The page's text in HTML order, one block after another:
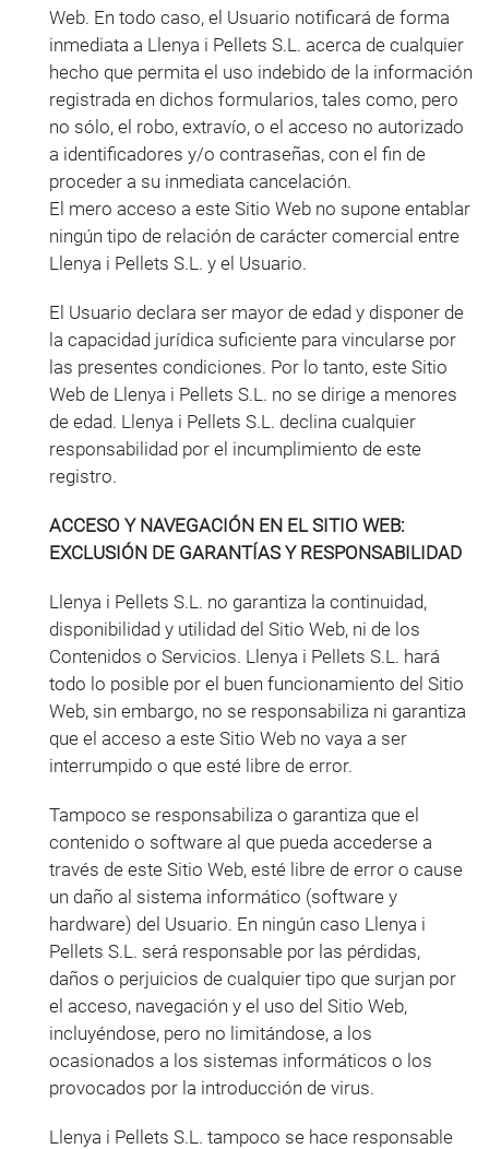
Web. En todo caso, el Usuario notificará de forma
inmediata a Llenya i Pellets S.L. acerca de cualquier
hecho que permita el uso indebido de la información
registrada en dichos formularios, tales como, pero
no sólo, el robo, extravío, o el acceso no autorizado
a identificadores y/o contraseñas, con el fin de
proceder a su inmediata cancelación.
El mero acceso a este Sitio Web no supone entablar
ningún tipo de relación de carácter comercial entre
Llenya i Pellets S.L. y el Usuario.
El Usuario declara ser mayor de edad y disponer de
la capacidad jurídica suficiente para vincularse por
las presentes condiciones. Por lo tanto, este Sitio
Web de Llenya i Pellets S.L. no se dirige a menores
de edad. Llenya i Pellets S.L. declina cualquier
responsabilidad por el incumplimiento de este
registro.
ACCESO Y NAVEGACIÓN EN EL SITIO WEB:
EXCLUSIÓN DE GARANTÍAS Y RESPONSABILIDAD
Llenya i Pellets S.L. no garantiza la continuidad,
disponibilidad y utilidad del Sitio Web, ni de los
Contenidos o Servicios. Llenya i Pellets S.L. hará
todo lo posible por el buen funcionamiento del Sitio
Web, sin embargo, no se responsabiliza ni garantiza
que el acceso a este Sitio Web no vaya a ser
interrumpido o que esté libre de error.
Tampoco se responsabiliza o garantiza que el
contenido o software al que pueda accederse a
través de este Sitio Web, esté libre de error o cause
un daño al sistema informático (software y
hardware) del Usuario. En ningún caso Llenya i
Pellets S.L. será responsable por las pérdidas,
daños o perjuicios de cualquier tipo que surjan por
el acceso, navegación y el uso del Sitio Web,
incluyéndose, pero no limitándose, a los
ocasionados a los sistemas informáticos o los
provocados por la introducción de virus.
Llenya i Pellets S.L. tampoco se hace responsable